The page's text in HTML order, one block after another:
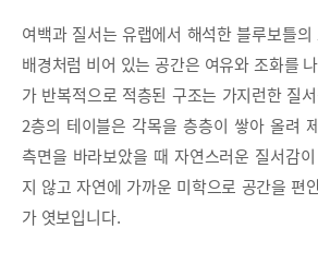
여백과 질서는 유랩에서 해석한 블루보틀
배경처럼 비어 있는 공간은 여유와 조화를
가 반복적으로 적층된 구조는 가지런한 질
2층의 테이블은 각목을 층층이 쌓아 올려
측면을 바라보았을 때 자연스러운 질서감
지 않고 자연에 가까운 미학으로 공간을 편
가 엿보입니다.